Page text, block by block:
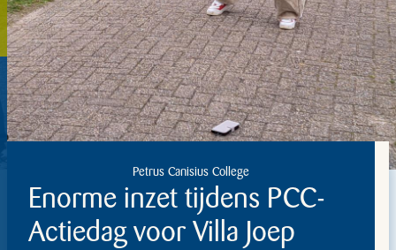
Petrus Canisius College
Enorme inzet tijdens PCC-
Actiedag voor Villa Joep